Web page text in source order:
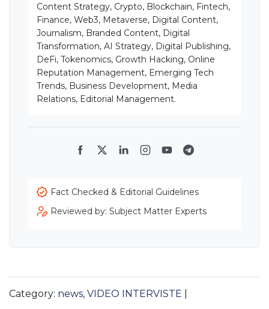
Content Strategy, Crypto, Blockchain, Fintech,
Finance, Web3, Metaverse, Digital Content,
Journalism, Branded Content, Digital
Transformation, AI Strategy, Digital Publishing,
DeFi, Tokenomics, Growth Hacking, Online
Reputation Management, Emerging Tech
Trends, Business Development, Media
Relations, Editorial Management.
Facebook
TwitterLinkedInInstagram
YouTubeTelegram
Fact Checked & Editorial Guidelines
Reviewed by: Subject Matter Experts
Category: news, VIDEO INTERVISTE